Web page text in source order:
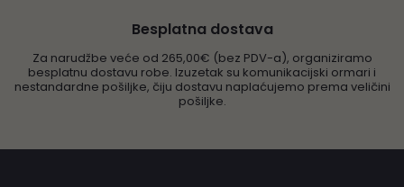
Besplatna dostava
Za narudžbe veće od 265,00€ (bez PDV-a), organiziramo
besplatnu dostavu robe. Izuzetak su komunikacijski ormari i
nestandardne pošiljke, čiju dostavu naplaćujemo prema veličini
pošiljke.